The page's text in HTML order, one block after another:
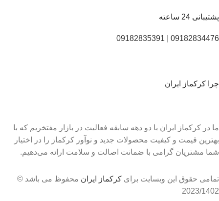
پشتیبانی 24 ساعته
09182834476
09182835391
چرا کرکماز ایران
ما در کرکماز ایران با دو دهه سابقه فعالیت در بازار مفتخریم که با
بهترین قیمت و کیفیت محصولات جدید و نوآور کرکماز را در اختیار
شما مشتریان گرامی با ضمانت اصالت و سلامت ارائه می‌دهیم.
تمامی حقوق این وبسایت برای کرکماز ایران محفوظ می باشد ©
2023/1402